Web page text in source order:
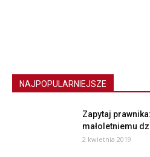
NAJPOPULARNIEJSZE
Zapytaj
małoletniemu
2 kwietnia 2019